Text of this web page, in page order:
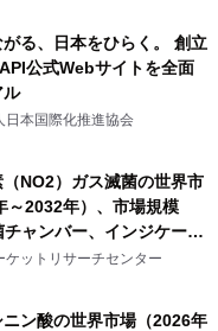
る、日本をひらく。 創立
公式Webサイトを全面
ル
日本国際化推進協会
NO2）ガス滅菌の世界市
～2032年）、市場規模
チャンバー、インジケータ
タリングシステム、その
ポートを発表
ケットリサーチセンター
ン酸の世界市場（2026年